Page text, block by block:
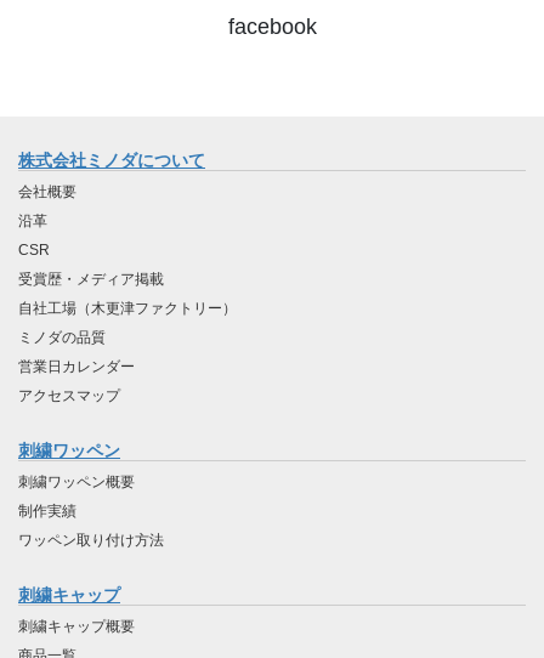
facebook
株式会社ミノダについて
会社概要
沿革
CSR
受賞歴・メディア掲載
自社工場（木更津ファクトリー）
ミノダの品質
営業日カレンダー
アクセスマップ
刺繍ワッペン
刺繍ワッペン概要
制作実績
ワッペン取り付け方法
刺繍キャップ
刺繍キャップ概要